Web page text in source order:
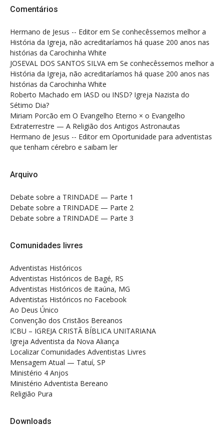
Comentários
Hermano de Jesus -- Editor em Se conhecêssemos melhor a
História da Igreja, não acreditaríamos há quase 200 anos nas
histórias da Carochinha White
JOSEVAL DOS SANTOS SILVA em Se conhecêssemos melhor a
História da Igreja, não acreditaríamos há quase 200 anos nas
histórias da Carochinha White
Roberto Machado em IASD ou INSD? Igreja Nazista do
Sétimo Dia?
Miriam Porcão em O Evangelho Eterno × o Evangelho
Extraterrestre — A Religião dos Antigos Astronautas
Hermano de Jesus -- Editor em Oportunidade para adventistas
que tenham cérebro e saibam ler
Arquivo
Debate sobre a TRINDADE — Parte 1
Debate sobre a TRINDADE — Parte 2
Debate sobre a TRINDADE — Parte 3
Comunidades livres
Adventistas Históricos
Adventistas Históricos de Bagé, RS
Adventistas Históricos de Itaúna, MG
Adventistas Históricos no Facebook
Ao Deus Único
Convenção dos Cristãos Bereanos
ICBU – IGREJA CRISTÃ BÍBLICA UNITARIANA
Igreja Adventista da Nova Aliança
Localizar Comunidades Adventistas Livres
Mensagem Atual — Tatuí, SP
Ministério 4 Anjos
Ministério Adventista Bereano
Religião Pura
Downloads